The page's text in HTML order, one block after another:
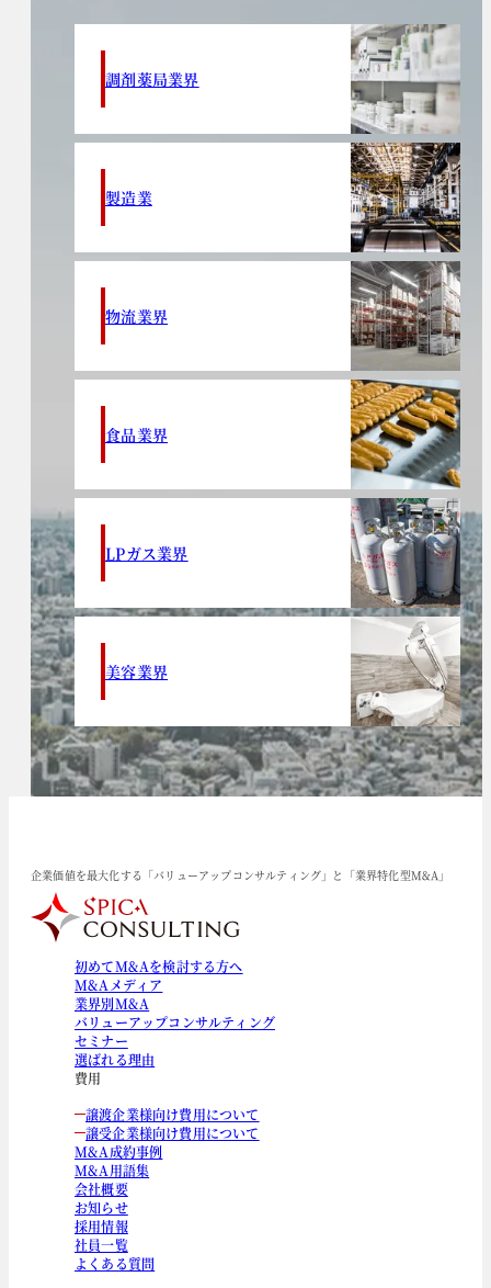
調剤薬局業界
製造業
物流業界
食品業界
LPガス業界
美容業界
企業価値を最大化する「バリューアップコンサルティング」と「業界特化型M&A」
初めてM&Aを検討する方へ
M&Aメディア
業界別M&A
バリューアップコンサルティング
セミナー
選ばれる理由
費用
譲渡企業様向け費用について
譲受企業様向け費用について
M&A成約事例
M&A用語集
会社概要
お知らせ
採用情報
社員一覧
よくある質問